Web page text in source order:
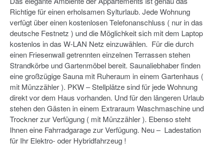
Richtige für einen erholsamen Sylturlaub. Jede Wohnung
verfügt über einen kostenlosen Telefonanschluss ( nur in das
deutsche Festnetz ) und die Möglichkeit sich mit dem Laptop
kostenlos in das W-LAN Netz einzuwählen. Für die durch
einen Friesenwall getrennten einzelnen Terrassen stehen
Strandkörbe und Gartenmöbel bereit. Saunaliebhaber finden
eine großzügige Sauna mit Ruheraum in einem Gartenhaus (
mit Münzzähler ). PKW – Stellplätze sind für jede Wohnung
direkt vor dem Haus vorhanden. Und für den längeren Urlaub
stehen den Gästen in einem Extraraum Waschmaschine und
Trockner zur Verfügung ( mit Münzzähler ). Ebenso steht
Ihnen eine Fahrradgarage zur Verfügung. Neu – Ladestation
für Ihr Elektro- oder Hybridfahrzeug !